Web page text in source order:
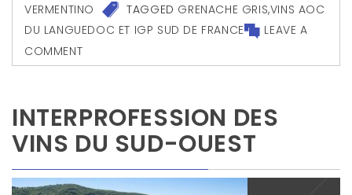
VERMENTINO
TAGGED GRENACHE GRIS,VINS AOC
DU LANGUEDOC ET IGP SUD DE FRANCE
LEAVE A
COMMENT
INTERPROFESSION DES
VINS DU SUD-OUEST